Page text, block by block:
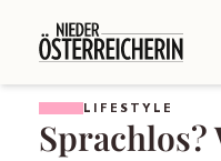
LIFESTYLE
Sprachlos?